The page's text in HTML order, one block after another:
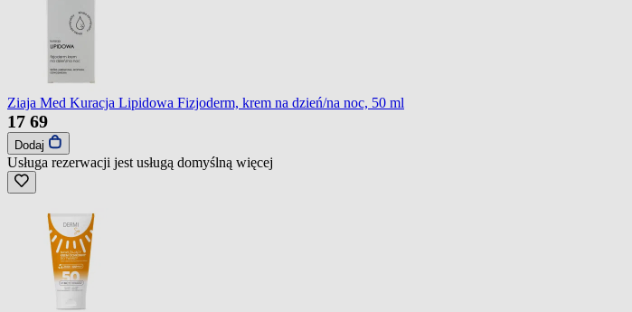
Ziaja Med Kuracja Lipidowa Fizjoderm, krem na dzień/na noc, 50 ml
17 69
Dodaj
Usługa rezerwacji jest usługą domyślną więcej